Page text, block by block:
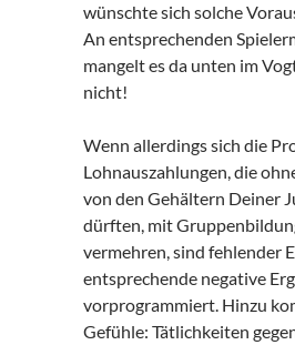
wünschte sich solche
An entsprechenden
mangelt es da unten im
nicht!
Wenn allerdings sich die
Lohnauszahlungen, die
von den Gehältern Deiner
dürften, mit
vermehren, sind fehlender
entsprechende negative
vorprogrammiert. Hinzu
Gefühle: Tätlichkeiten